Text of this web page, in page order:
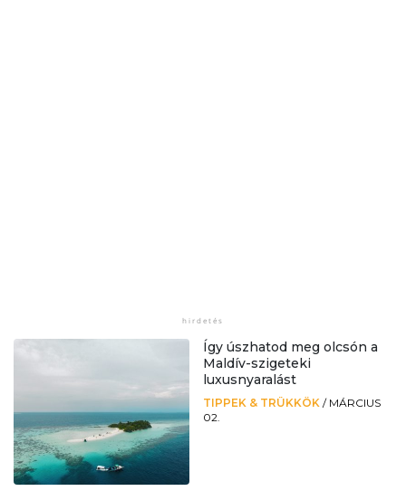
Így úszhatod meg olcsón a
Maldív-szigeteki
luxusnyaralást
TIPPEK & TRÜKKÖK / MÁRCIUS
02.